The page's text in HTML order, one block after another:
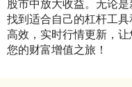
股市中放大收益。无论
找到适合自己的杠杆工
高效，实时行情更新，
您的财富增值之旅！